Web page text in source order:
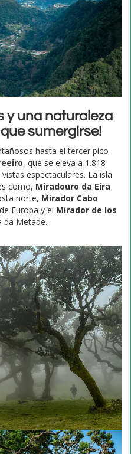
y una naturaleza
sumergirse!
hasta el tercer pico
, que se eleva a 1.818
espectaculares. La isla
como, Miradouro da Eira
norte, Mirador Cabo
Europa y el Mirador de los
da Metade.